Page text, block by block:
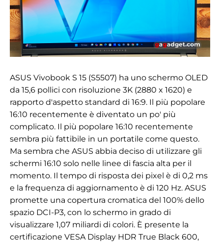
ASUS Vivobook S 15 (S5507) ha uno schermo OLED
da 15,6 pollici con risoluzione 3K (2880 x 1620) e
rapporto d'aspetto standard di 16:9. Il più popolare
16:10 recentemente è diventato un po' più
complicato. Il più popolare 16:10 recentemente
sembra più fattibile in un portatile come questo.
Ma sembra che ASUS abbia deciso di utilizzare gli
schermi 16:10 solo nelle linee di fascia alta per il
momento. Il tempo di risposta dei pixel è di 0,2 ms
e la frequenza di aggiornamento è di 120 Hz. ASUS
promette una copertura cromatica del 100% dello
spazio DCI-P3, con lo schermo in grado di
visualizzare 1,07 miliardi di colori. È presente la
certificazione VESA Display HDR True Black 600,